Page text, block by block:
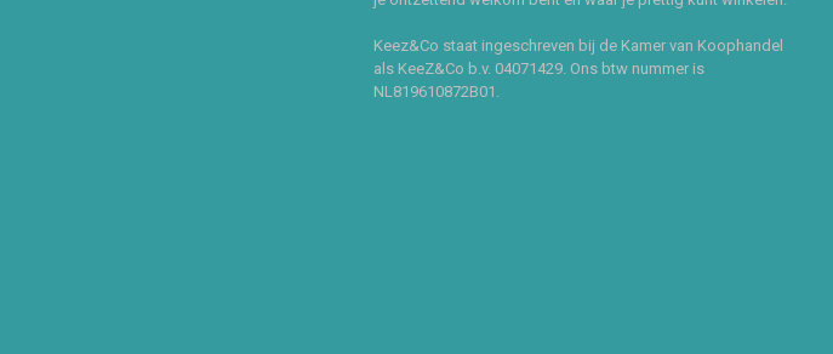
Keez&Co staat ingeschreven bij de Kamer van Koophandel
als KeeZ&Co b.v. 04071429. Ons btw nummer is
NL819610872B01.